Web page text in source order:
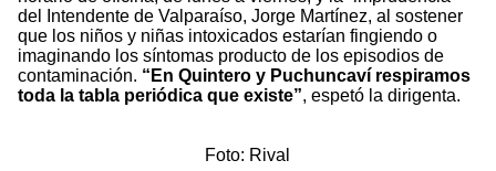
del Intendente de Valparaíso, Jorge Martínez, al sostener
que los niños y niñas intoxicados estarían fingiendo o
imaginando los síntomas producto de los episodios de
contaminación. “En Quintero y Puchuncaví respiramos
toda la tabla periódica que existe”, espetó la dirigenta.
Foto: Rival